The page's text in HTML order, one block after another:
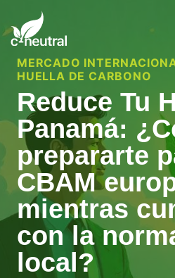
al
contenido
MERCADO
HUELLA DE CARBONO
Reduce Tu
Panamá:
prepararte
CBAM
mientras
con la
local?